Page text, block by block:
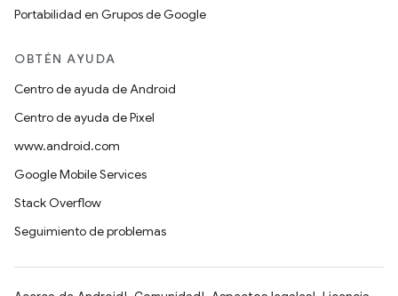
Portabilidad en Grupos de Google
OBTÉN AYUDA
Centro de ayuda de Android
Centro de ayuda de Pixel
www.android.com
Google Mobile Services
Stack Overflow
Seguimiento de problemas